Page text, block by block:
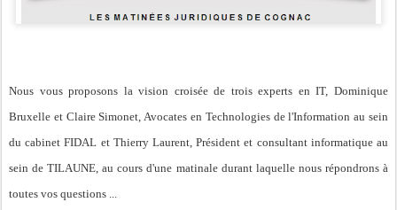
Nous vous proposons la vision croisée de trois experts en IT,Dominique
Bruxelle et Claire Simonet , Avocates en Technologies de l'Information au sein
du cabinet FIDAL et Thierry Laurent , Président et consultant informatique au
sein de TILAUNE, au cours d'une matinale durant laquelle nous répondrons à
toutes vos questions ...